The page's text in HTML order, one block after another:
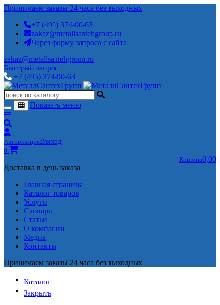
Принимаем заказы 24 часа без выходных
+7 (495) 374-90-63
zakaz@metallsantehgroup.ru
Через форму запроса с сайта
zakaz@metallsantehgroup.ru
Быстрый запрос
+7 (495) 374-90-63
Показать меню
АвторизацияВыход
0
Корзина0,00
Доставка в день заказа
Главная страница
Каталог товаров
Услуги
Словарь
Статьи
О компании
Медиа
Контакты
Принимаем заказы 24 часа без выходных
Каталог
Закрыть